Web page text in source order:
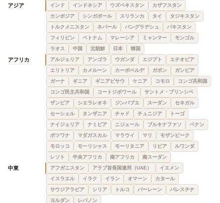
アジア インド インドネシア ウズベキスタン
カザフスタン
カンボジア
シンガポール スリランカ タイ
タジキスタン
トルクメニスタン
ネパール バングラデシュ
パキスタン
フィリピン
ベトナム マレーシア ミャンマー
モンゴル
ラオス
中国 北朝鮮 日本 韓国
アフリカ アルジェリア アンゴラ ウガンダ エジプト
エチオピア
エリトリア
カメルーン カーボベルデ ガボン
ガンビア
ガーナ
ギニア ギニアビサウ ケニア コモロ
コンゴ共和国
コンゴ民主共和国
コートジボワール
サントメ・プリンシペ
ザンビア
シエラレオネ ジンバブエ スーダン
セネガル
セーシェル
タンザニア チャド チュニジア
トーゴ
ナイジェリア
ナミビア ニジェール ブルキナファソ
ベナン
ボツワナ
マダガスカル マラウイ マリ
モザンビーク
モロッコ
モーリシャス モーリタニア リビア
ルワンダ
レソト
中央アフリカ 南アフリカ 南スーダン
中東 アフガニスタン アラブ首長国連邦（UAE）
イエメン
イスラエル
イラク イラン オマーン
カタール
サウジアラビア
シリア トルコ バーレーン
パレスチナ
ヨルダン
レバノン